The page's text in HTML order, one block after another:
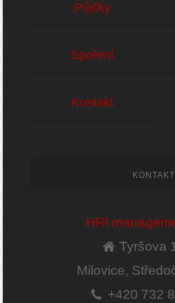
Půjčky
Spoření
Kontakt
KONTAKT
HRI
Tyršova
Milovice,
+420 732